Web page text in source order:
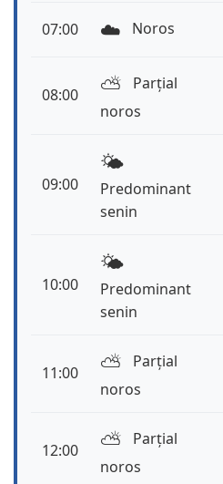
07:00 ☁️ Noros
08:00 ⛅️
Parțial
noros
09:00
🌤️
Predominant
senin
10:00
🌤️
Predominant
senin
11:00 ⛅️
Parțial
noros
12:00 ⛅️
Parțial
noros